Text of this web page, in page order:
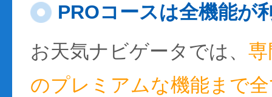
PROコースは全機能が
お天気ナビゲータでは、
のプレミアムな機能まで